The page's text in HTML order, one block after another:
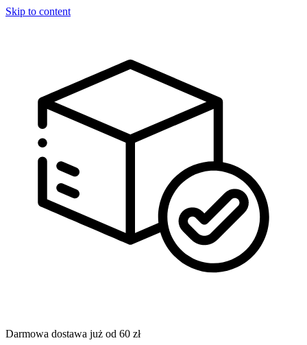
Skip to content
Darmowa dostawa już od 60 zł